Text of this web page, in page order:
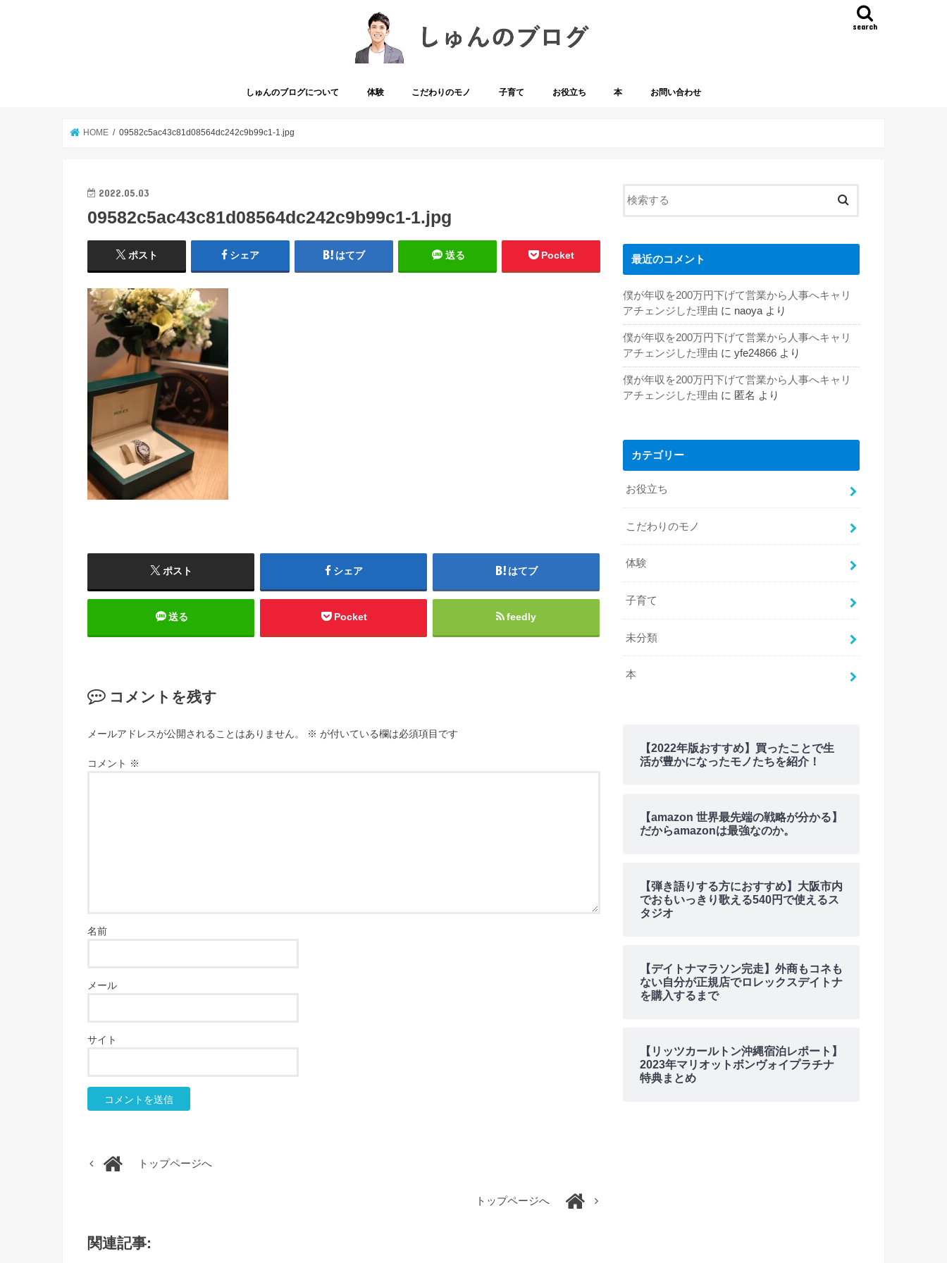
search
しゅんのブログについて 体験 こだわりのモノ 子育て お役立ち 本 お問い合わせ
HOME 09582c5ac43c81d08564dc242c9b99c1-1.jpg
2022.05.03
09582c5ac43c81d08564dc242c9b99c1-1.jpg
ポスト シェア はてブ 送る Pocket
ポスト シェア はてブ
送る Pocket feedly
コメントを残す
メールアドレスが公開されることはありません。 ※ が付いている欄は必須項目です
コメント ※
名前
メール
サイト
トップページへ
トップページへ
関連記事:
最近のコメント
僕が年収を200万円下げて営業から人事へキャリ
アチェンジした理由 に naoyaより
僕が年収を200万円下げて営業から人事へキャリ
アチェンジした理由 に yfe24866 より
僕が年収を200万円下げて営業から人事へキャリ
アチェンジした理由 に 匿名 より
カテゴリー
お役立ち
こだわりのモノ
体験
子育て
未分類
本
【2022年版おすすめ】買ったことで生
活が豊かになったモノたちを紹介！
【amazon 世界最先端の戦略が分かる】
だからamazonは最強なのか。
【弾き語りする方におすすめ】大阪市内
でおもいっきり歌える540円で使えるス
タジオ
【デイトナマラソン完走】外商もコネも
ない自分が正規店でロレックスデイトナ
を購入するまで
【リッツカールトン沖縄宿泊レポート】
2023年マリオットボンヴォイプラチナ
特典まとめ